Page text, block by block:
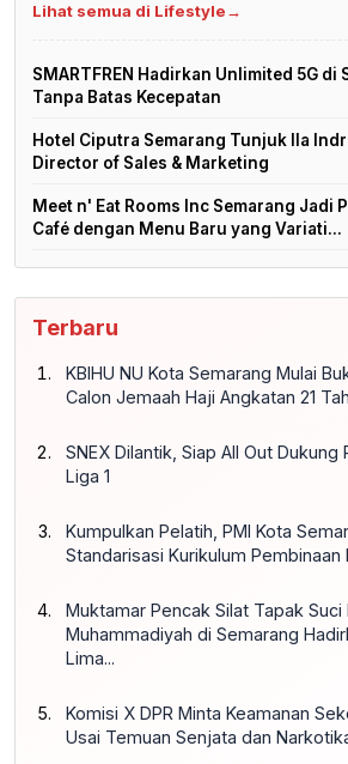
Lihat semua di Lifestyle→
SMARTFREN Hadirkan Unlimited 5G
Tanpa Batas Kecepatan
Hotel Ciputra Semarang Tunjuk Ila
Director of Sales & Marketing
Meet n' Eat Rooms Inc Semarang Jadi
Café dengan Menu Baru yang Variati...
Terbaru
KBIHU NU Kota Semarang Mulai
Calon Jemaah Haji Angkatan 21
SNEX Dilantik, Siap All Out Dukung
Liga 1
Kumpulkan Pelatih, PMI Kota
Standarisasi Kurikulum Pembinaan
Muktamar Pencak Silat Tapak Suci
Muhammadiyah di Semarang
Lima...
Komisi X DPR Minta Keamanan
Usai Temuan Senjata dan